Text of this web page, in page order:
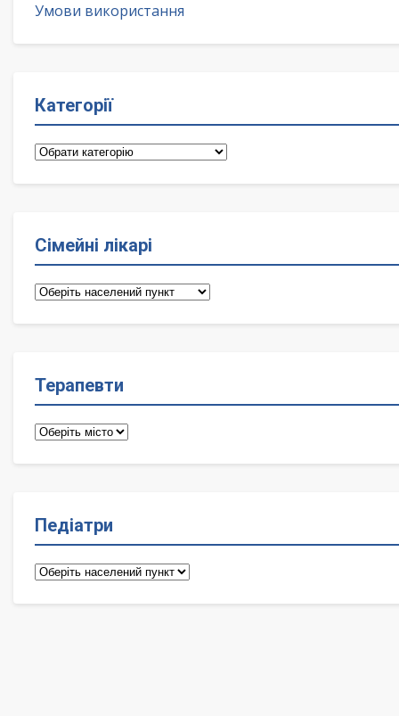
Умови використання
Категорії
Категорії
Сімейні лікарі
Сімейні
Терапевти
Терапевти
Педіатри
Педіатри